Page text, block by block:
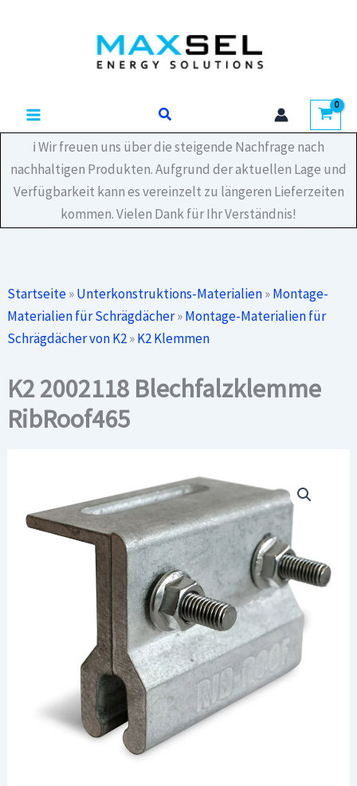
Suchen
ℹ️ Wir freuen uns über die steigende Nachfrage nach
nachhaltigen Produkten. Aufgrund der aktuellen Lage und
Verfügbarkeit kann es vereinzelt zu längeren Lieferzeiten
kommen. Vielen Dank für Ihr Verständnis!
Startseite»Unterkonstruktions-Materialien»Montage-
Materialien für Schrägdächer»Montage-Materialien für
Schrägdächer von K2»K2 Klemmen
K2 2002118 Blechfalzklemme
RibRoof465